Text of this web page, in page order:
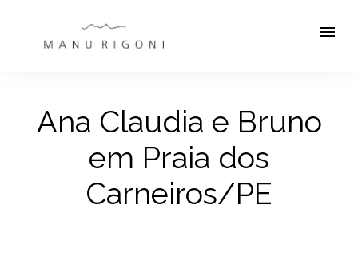
menu
Ana Claudia e Bruno
em Praia dos
Carneiros/PE